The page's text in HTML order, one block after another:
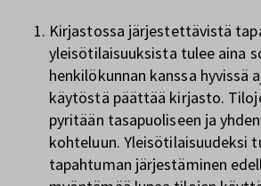
Kirjastossa järjestettävistä
yleisötilaisuuksista tulee aina
henkilökunnan kanssa hyvissä
käytöstä päättää kirjasto.
pyritään tasapuoliseen ja
kohteluun. Yleisötilaisuudeksi
tapahtuman järjestäminen